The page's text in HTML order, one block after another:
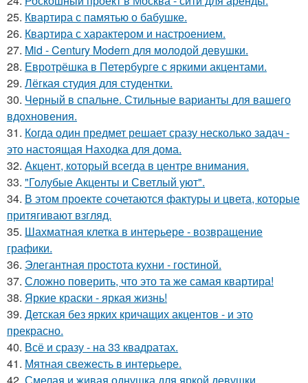
25. Квартира с памятью о бабушке.
26. Квартира с характером и настроением.
27. Mid - Century Modern для молодой девушки.
28. Евротрёшка в Петербурге с яркими акцентами.
29. Лёгкая студия для студентки.
30. Черный в спальне. Стильные варианты для вашего
вдохновения.
31. Когда один предмет решает сразу несколько задач -
это настоящая Находка для дома.
32. Акцент, который всегда в центре внимания.
33. "Голубые Акценты и Светлый уют".
34. В этом проекте сочетаются фактуры и цвета, которые
притягивают взгляд.
35. Шахматная клетка в интерьере - возвращение
графики.
36. Элегантная простота кухни - гостиной.
37. Сложно поверить, что это та же самая квартира!
38. Яркие краски - яркая жизнь!
39. Детская без ярких кричащих акцентов - и это
прекрасно.
40. Всё и сразу - на 33 квадратах.
41. Мятная свежесть в интерьере.
42. Смелая и живая однушка для яркой девушки.